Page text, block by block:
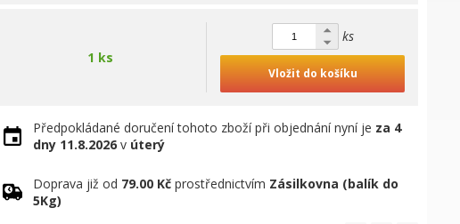
1 ks
ks
Vložit do košíku
Předpokládané doručení tohoto zboží při objednání nyní je za 4
dny 11.8.2026 v úterý
Doprava již od 79.00 Kč prostřednictvím Zásilkovna (balík do
5Kg)